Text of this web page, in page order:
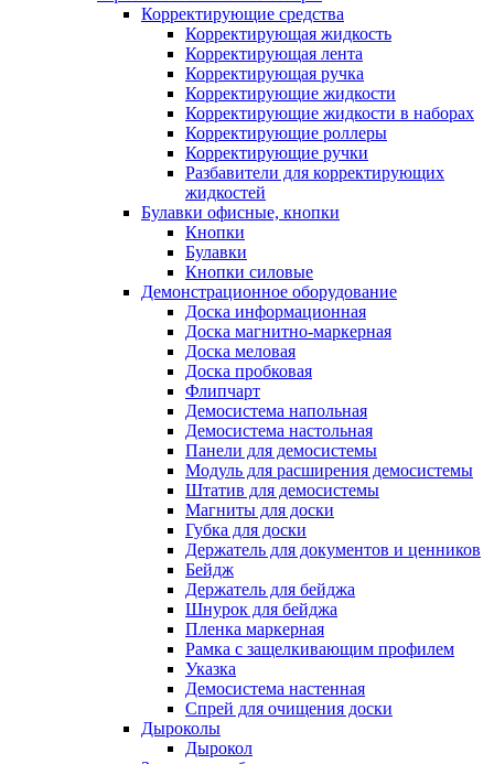
Корректирующие средства
Корректирующая жидкость
Корректирующая лента
Корректирующая ручка
Корректирующие жидкости
Корректирующие жидкости в наборах
Корректирующие роллеры
Корректирующие ручки
Разбавители для корректирующих
жидкостей
Булавки офисные, кнопки
Кнопки
Булавки
Кнопки силовые
Демонстрационное оборудование
Доска информационная
Доска магнитно-маркерная
Доска меловая
Доска пробковая
Флипчарт
Демосистема напольная
Демосистема настольная
Панели для демосистемы
Модуль для расширения демосистемы
Штатив для демосистемы
Магниты для доски
Губка для доски
Держатель для документов и ценников
Бейдж
Держатель для бейджа
Шнурок для бейджа
Пленка маркерная
Рамка с защелкивающим профилем
Указка
Демосистема настенная
Спрей для очищения доски
Дыроколы
Дырокол